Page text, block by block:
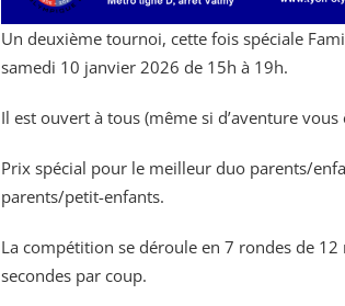
Un deuxième tournoi, cette fois spéciale
samedi 10 janvier 2026 de 15h à 19h.
Il est ouvert à tous (même si d’aventure vous
Prix spécial pour le meilleur duo parents/
parents/petit-enfants.
La compétition se déroule en 7 rondes de 12
secondes par coup.